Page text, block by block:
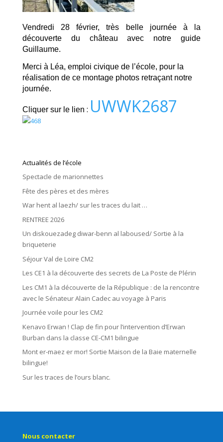
Vendredi 28 février, très belle journée à la
découverte du château avec notre guide
Guillaume.
Merci à Léa, emploi civique de l’école, pour la
réalisation de ce montage photos retraçant notre
journée.
Cliquer sur le lien : UWWK2687
Actualités de l’école
Spectacle de marionnettes
Fête des pères et des mères
War hent al laezh/ sur les traces du lait …
RENTREE 2026
Un diskouezadeg diwar-benn al laboused/ Sortie à la
briqueterie
Séjour Val de Loire CM2
Les CE1 à la découverte des secrets de La Poste de Plérin
Les CM1 à la découverte de la République : de la rencontre
avec le Sénateur Alain Cadec au voyage à Paris
Journée voile pour les CM2
Kenavo Erwan ! Clap de fin pour l’intervention d’Erwan
Burban dans la classe CE-CM1 bilingue
Mont er-maez er mor! Sortie Maison de la Baie maternelle
bilingue!
Sur les traces de l’ours blanc.
Nous contacter